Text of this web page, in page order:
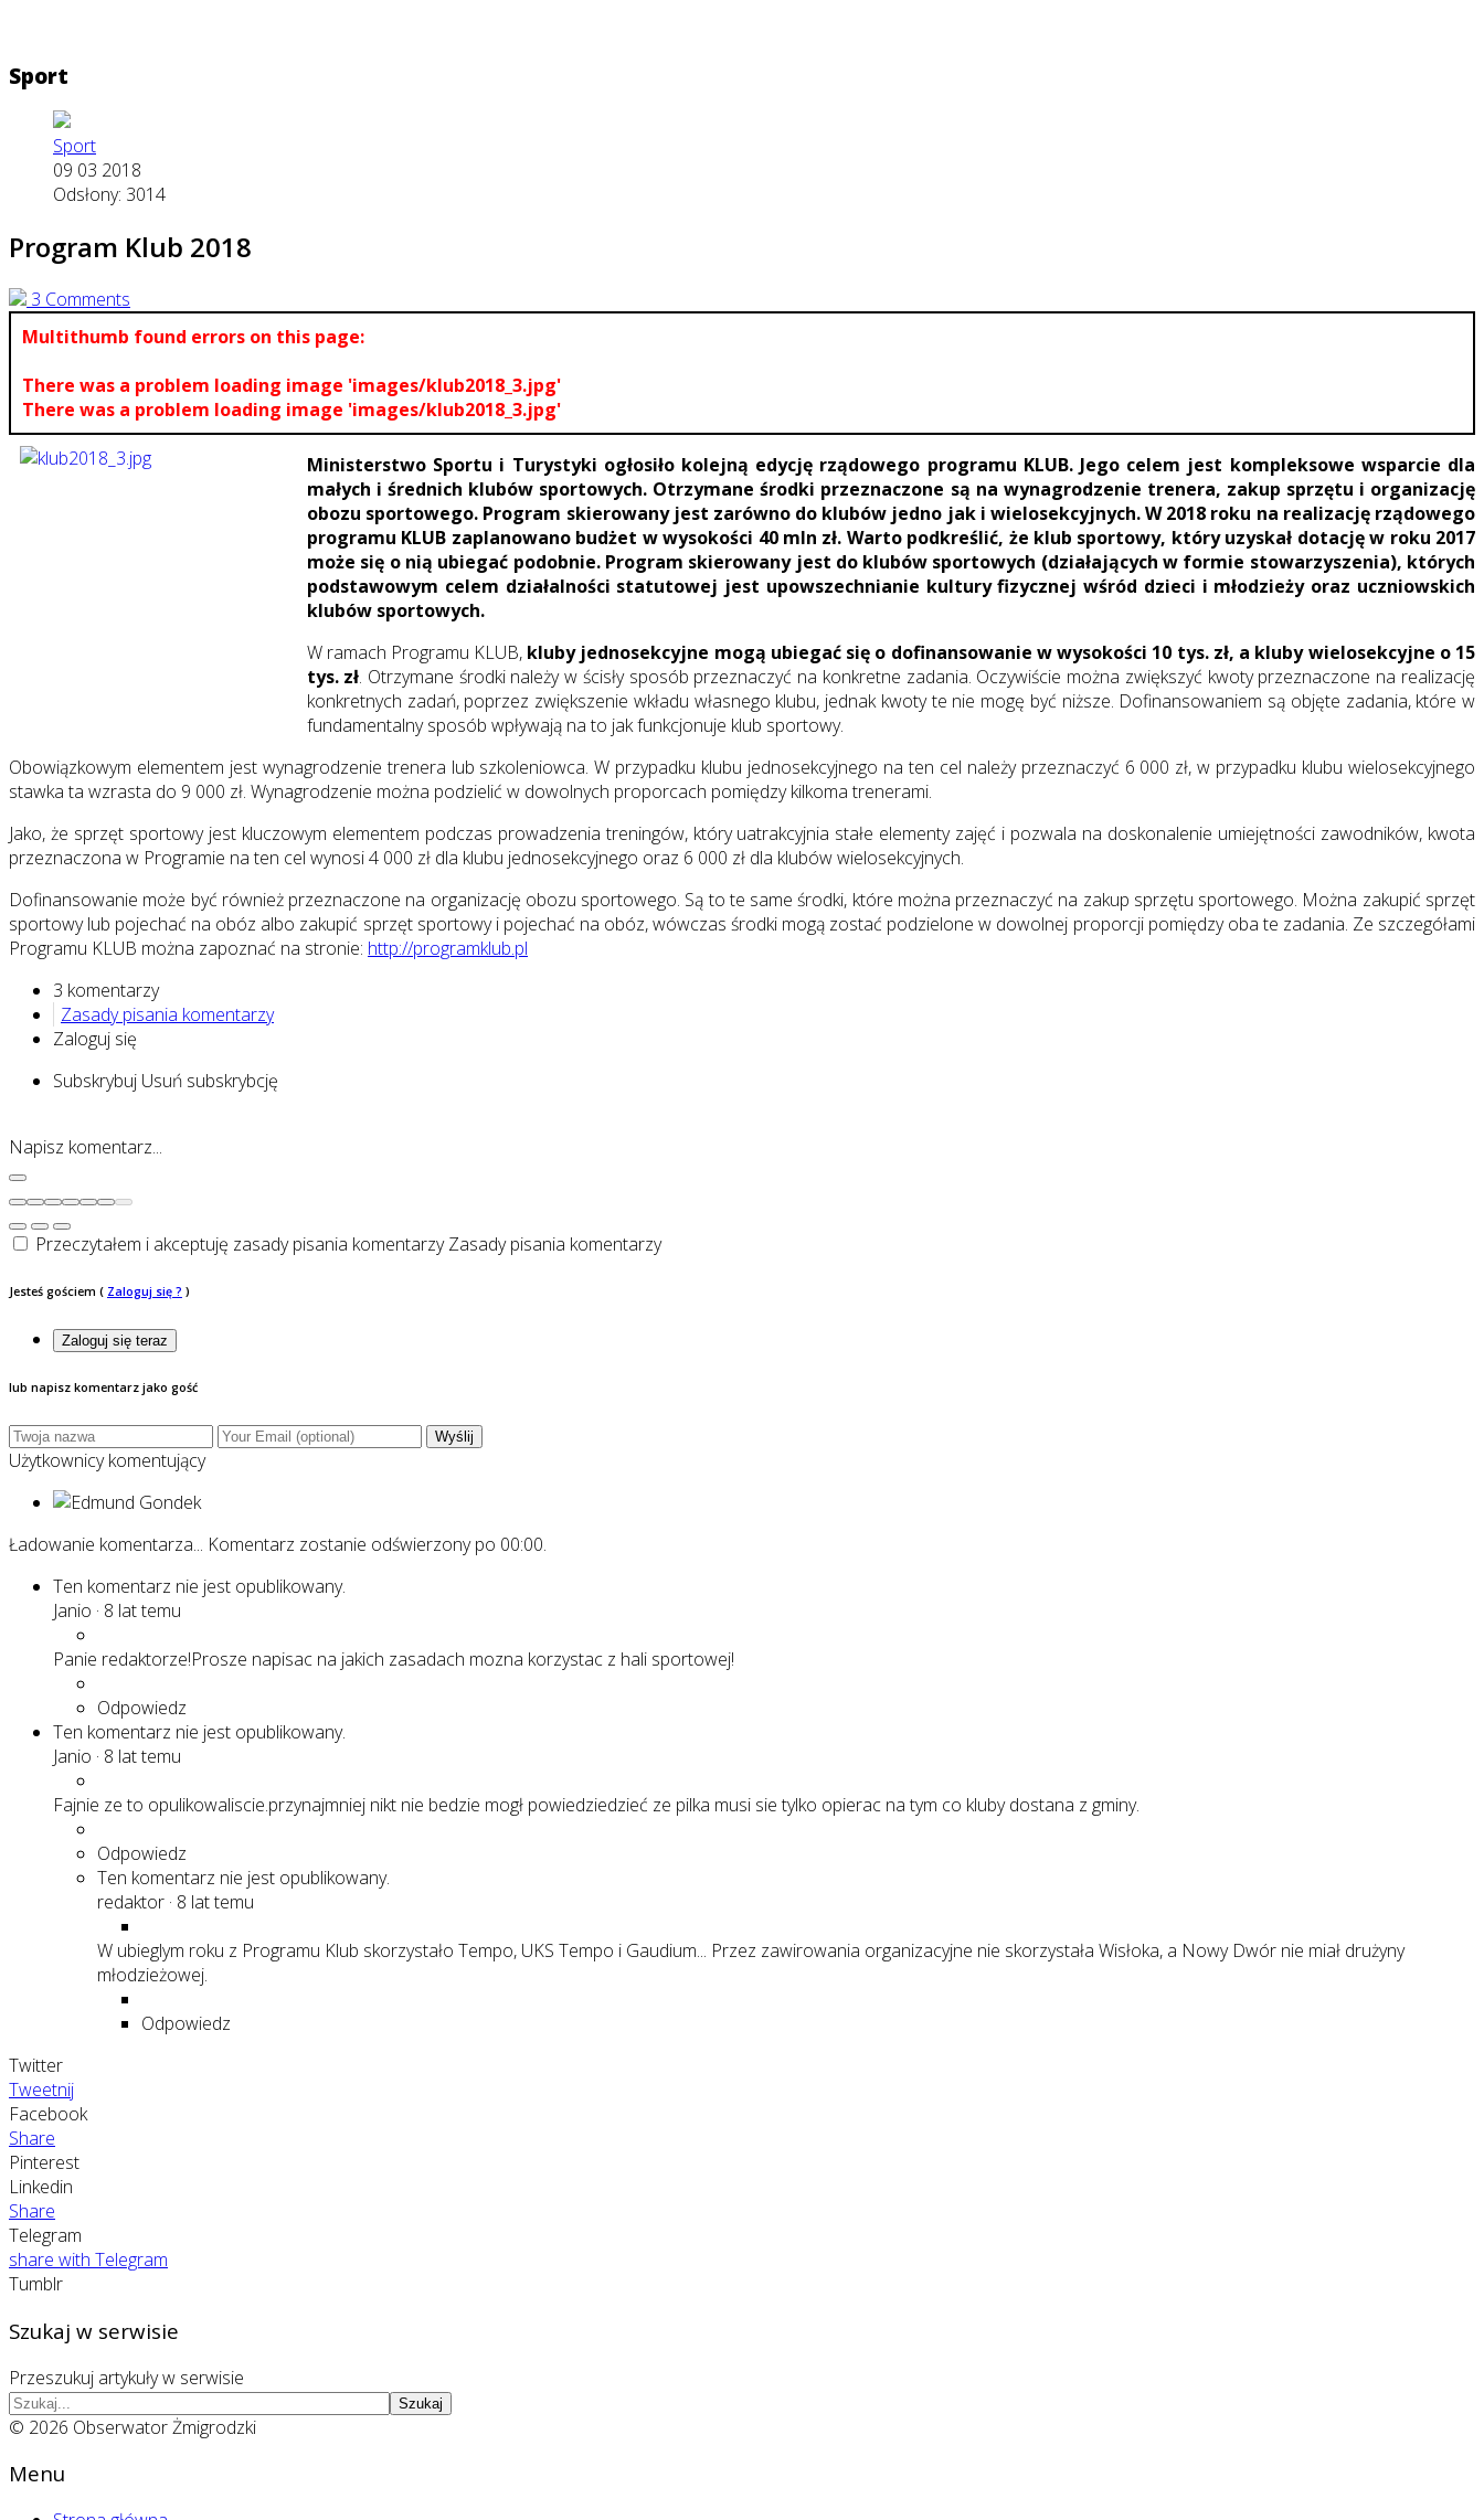
Sport
Sport
09 03 2018
Odsłony: 3014
Program Klub 2018
3 Comments
Multithumb found errors on this page:
There was a problem loading image 'images/klub2018_3.jpg'
There was a problem loading image 'images/klub2018_3.jpg'
Ministerstwo Sportu i Turystyki ogłosiło kolejną edycję rządowego programu KLUB. Jego celem jest kompleksowe wsparcie dla
małych i średnich klubów sportowych. Otrzymane środki przeznaczone są na wynagrodzenie trenera, zakup sprzętu i organizację
obozu sportowego. Program skierowany jest zarówno do klubów jedno jak i wielosekcyjnych. W 2018 roku na realizację rządowego
programu KLUB zaplanowano budżet w wysokości 40 mln zł. Warto podkreślić, że klub sportowy, który uzyskał dotację w roku 2017
może się o nią ubiegać podobnie. Program skierowany jest do klubów sportowych (działających w formie stowarzyszenia), których
podstawowym celem działalności statutowej jest upowszechnianie kultury fizycznej wśród dzieci i młodzieży oraz uczniowskich
klubów sportowych.
W ramach Programu KLUB, kluby jednosekcyjne mogą ubiegać się o dofinansowanie w wysokości 10 tys. zł, a kluby wielosekcyjne o 15
tys. zł. Otrzymane środki należy w ścisły sposób przeznaczyć na konkretne zadania. Oczywiście można zwiększyć kwoty przeznaczone na realizację
konkretnych zadań, poprzez zwiększenie wkładu własnego klubu, jednak kwoty te nie mogę być niższe. Dofinansowaniem są objęte zadania, które w
fundamentalny sposób wpływają na to jak funkcjonuje klub sportowy.
Obowiązkowym elementem jest wynagrodzenie trenera lub szkoleniowca. W przypadku klubu jednosekcyjnego na ten cel należy przeznaczyć 6 000 zł, w przypadku klubu wielosekcyjnego
stawka ta wzrasta do 9 000 zł. Wynagrodzenie można podzielić w dowolnych proporcach pomiędzy kilkoma trenerami.
Jako, że sprzęt sportowy jest kluczowym elementem podczas prowadzenia treningów, który uatrakcyjnia stałe elementy zajęć i pozwala na doskonalenie umiejętności zawodników, kwota
przeznaczona w Programie na ten cel wynosi 4 000 zł dla klubu jednosekcyjnego oraz 6 000 zł dla klubów wielosekcyjnych.
Dofinansowanie może być również przeznaczone na organizację obozu sportowego. Są to te same środki, które można przeznaczyć na zakup sprzętu sportowego. Można zakupić sprzęt
sportowy lub pojechać na obóz albo zakupić sprzęt sportowy i pojechać na obóz, wówczas środki mogą zostać podzielone w dowolnej proporcji pomiędzy oba te zadania. Ze szczegółami
Programu KLUB można zapoznać na stronie: http://programklub.pl
3 komentarzy
Zasady pisania komentarzy
Zaloguj się
Subskrybuj Usuń subskrybcję
Napisz komentarz...
Przeczytałem i akceptuję zasady pisania komentarzyZasady pisania komentarzy
Jesteś gościem ( Zaloguj się ? )
Zaloguj się teraz
lub napisz komentarz jako gość
Wyślij
Użytkownicy komentujący
Ładowanie komentarza... Komentarz zostanie odświerzony po 00:00.
Ten komentarz nie jest opublikowany.
Janio · 8 lat temu
Panie redaktorze!Prosze napisac na jakich zasadach mozna korzystac z hali sportowej!
Odpowiedz
Ten komentarz nie jest opublikowany.
Janio · 8 lat temu
Fajnie ze to opulikowaliscie.przynajmniej nikt nie bedzie mogł powiedziedzieć ze pilka musi sie tylko opierac na tym co kluby dostana z gminy.
Odpowiedz
Ten komentarz nie jest opublikowany.
redaktor · 8 lat temu
W ubieglym roku z Programu Klub skorzystało Tempo, UKS Tempo i Gaudium... Przez zawirowania organizacyjne nie skorzystała Wisłoka, a Nowy Dwór nie miał drużyny
młodzieżowej.
Odpowiedz
Twitter
Tweetnij
Facebook
Share
Pinterest
Linkedin
Share
Telegram
share with Telegram
Tumblr
Szukaj w serwisie
Przeszukuj artykuły w serwisie
Szukaj
© 2026 Obserwator Żmigrodzki
Menu